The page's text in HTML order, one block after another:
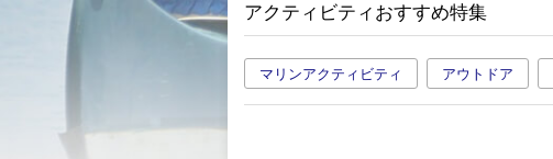
アクティビティおすすめ特集
マリンアクティビティ アウトドア